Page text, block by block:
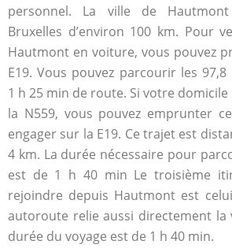
personnel. La ville de
Bruxelles d’environ 100 km. Pour
Hautmont en voiture, vous pouvez
E19. Vous pouvez parcourir les
1 h 25 min de route. Si votre
la N559, vous pouvez emprunter
engager sur la E19. Ce trajet est
4 km. La durée nécessaire pour
est de 1 h 40 min Le troisième
rejoindre depuis Hautmont est
autoroute relie aussi directement la
durée du voyage est de 1 h 40 min.